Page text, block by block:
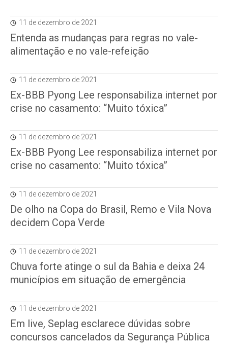
11 de dezembro de 2021
Entenda as mudanças para regras no vale-
alimentação e no vale-refeição
11 de dezembro de 2021
Ex-BBB Pyong Lee responsabiliza internet por
crise no casamento: “Muito tóxica”
11 de dezembro de 2021
Ex-BBB Pyong Lee responsabiliza internet por
crise no casamento: “Muito tóxica”
11 de dezembro de 2021
De olho na Copa do Brasil, Remo e Vila Nova
decidem Copa Verde
11 de dezembro de 2021
Chuva forte atinge o sul da Bahia e deixa 24
municípios em situação de emergência
11 de dezembro de 2021
Em live, Seplag esclarece dúvidas sobre
concursos cancelados da Segurança Pública